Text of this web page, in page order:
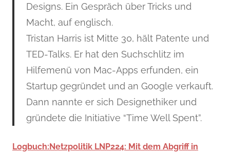
Designs. Ein Gespräch über Tricks und
Macht, auf englisch.
Tristan Harris ist Mitte 30, hält Patente und
TED-Talks. Er hat den Suchschlitz im
Hilfemenü von Mac-Apps erfunden, ein
Startup gegründet und an Google verkauft.
Dann nannte er sich Designethiker und
gründete die Initiative “Time Well Spent”.
Logbuch:Netzpolitik LNP224: Mit dem Abgriff in